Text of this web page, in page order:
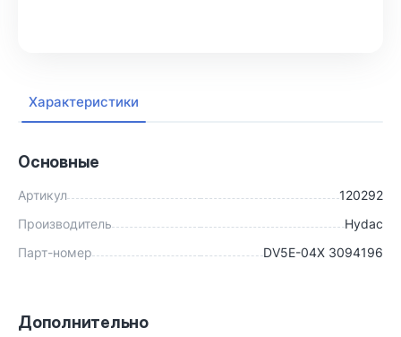
Характеристики
Основные
Артикул
120292
Производитель
Hydac
Парт-номер
DV5E-04X 3094196
Дополнительно